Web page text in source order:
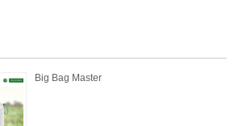
Big Bag Master